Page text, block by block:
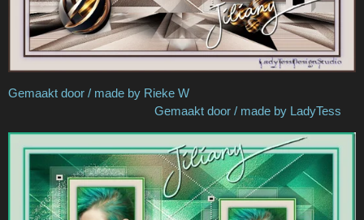
Gemaakt door / made by Rieke W
Gemaakt door / made by LadyTess